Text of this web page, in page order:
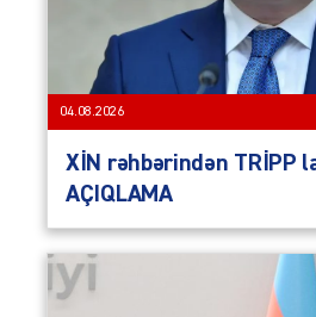
04.08.2026
XİN rəhbərindən TRİPP
AÇIQLAMA